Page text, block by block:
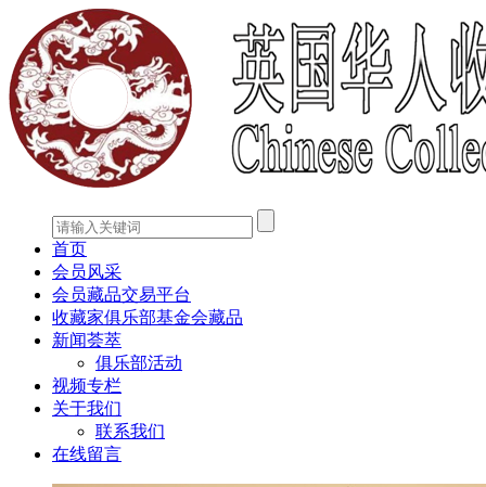
首页
会员风采
会员藏品交易平台
收藏家俱乐部基金会藏品
新闻荟萃
俱乐部活动
视频专栏
关于我们
联系我们
在线留言